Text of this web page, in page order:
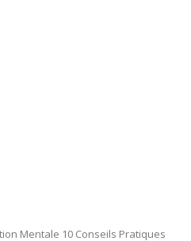
Mentale 10 Conseils Pratiques